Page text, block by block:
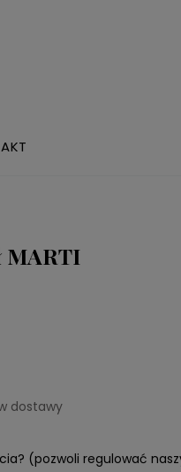
MARTI
dostawy
(pozwoli regulować